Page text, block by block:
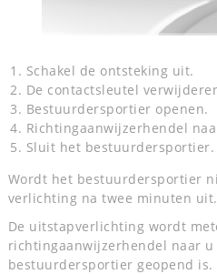
Schakel de ontsteking uit.
De contactsleutel
Bestuurdersportier openen.
Richtingaanwijzerhendel
Sluit het bestuurdersportier.
Wordt het bestuurdersportier
verlichting na twee minuten uit.
De uitstapverlichting wordt
richtingaanwijzerhendel naar
bestuurdersportier geopend is.